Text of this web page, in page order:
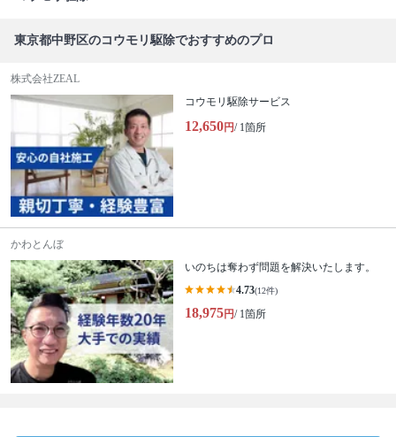
東京都中野区のコウモリ駆除でおすすめのプロ
株式会社ZEAL
コウモリ駆除サービス
12,650円/ 1箇所
かわとんぼ
いのちは奪わず問題を解決いたします。
4.73(12件)
18,975円/ 1箇所